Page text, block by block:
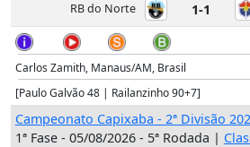
RB do Norte 1-1
Carlos Zamith, Manaus/AM, Brasil
[Paulo Galvão 48 | Railanzinho 90+7]
Campeonato Capixaba - 2ª Divisão
1ª Fase - 05/08/2026 - 5ª Rodada |